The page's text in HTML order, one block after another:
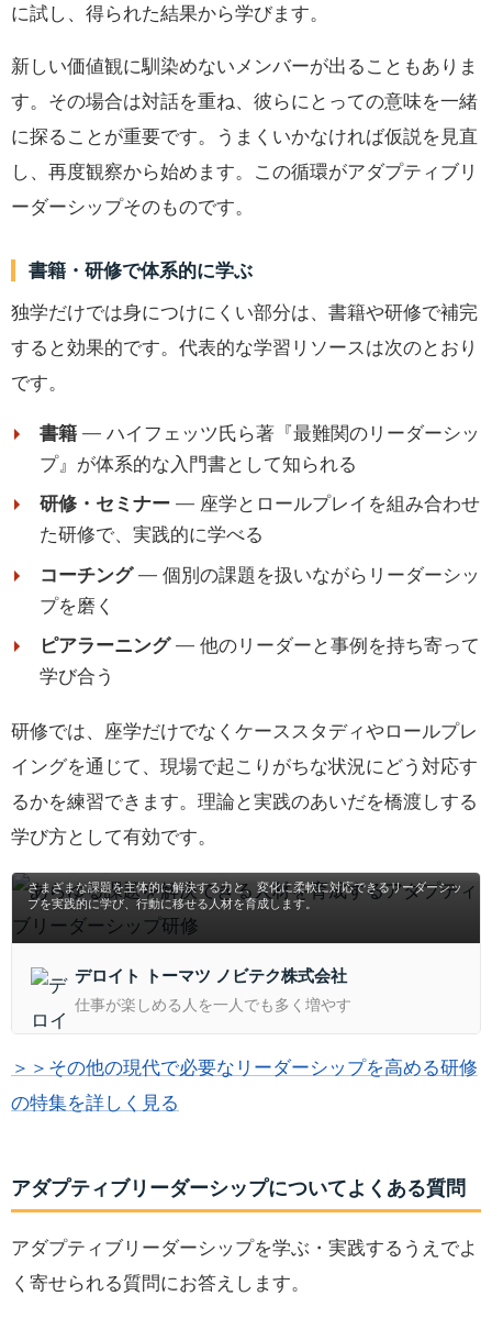
に試し、得られた結果から学びます。
新しい価値観に馴染めないメンバーが出ることもありま
す。その場合は対話を重ね、彼らにとっての意味を一緒
に探ることが重要です。うまくいかなければ仮説を見直
し、再度観察から始めます。この循環がアダプティブリ
ーダーシップそのものです。
書籍・研修で体系的に学ぶ
独学だけでは身につけにくい部分は、書籍や研修で補完
すると効果的です。代表的な学習リソースは次のとおり
です。
書籍— ハイフェッツ氏ら著『最難関のリーダーシッ
プ』が体系的な入門書として知られる
研修・セミナー— 座学とロールプレイを組み合わせ
た研修で、実践的に学べる
コーチング— 個別の課題を扱いながらリーダーシッ
プを磨く
ピアラーニング— 他のリーダーと事例を持ち寄って
学び合う
研修では、座学だけでなくケーススタディやロールプレ
イングを通じて、現場で起こりがちな状況にどう対応す
るかを練習できます。理論と実践のあいだを橋渡しする
学び方として有効です。
あらゆる課題を解決できる人材を育成するアダプテ
さまざまな課題を主体的に解決する力と、変化に柔軟に対応できるリーダーシッ
プを実践的に学び、行動に移せる人材を育成します。
デロイト トーマツ ノビテク株式会社
仕事が楽しめる人を一人でも多く増やす
＞＞その他の現代で必要なリーダーシップを高める研修
の特集を詳しく見る
アダプティブリーダーシップについてよくある質問
アダプティブリーダーシップを学ぶ・実践するうえでよ
く寄せられる質問にお答えします。